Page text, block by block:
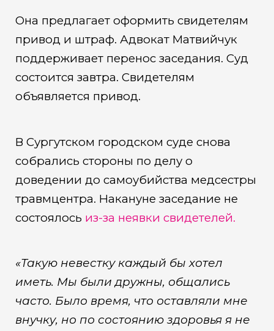
Она предлагает оформить свидетелям
привод и штраф. Адвокат Матвийчук
поддерживает перенос заседания. Суд
состоится завтра. Свидетелям
объявляется привод.
В Сургутском городском суде снова
собрались стороны по делу о
доведении до самоубийства медсестры
травмцентра. Накануне заседание не
состоялось из-за неявки свидетелей.
«Такую невестку каждый бы хотел
иметь. Мы были дружны, общались
часто. Было время, что оставляли мне
внучку, но по состоянию здоровья я не